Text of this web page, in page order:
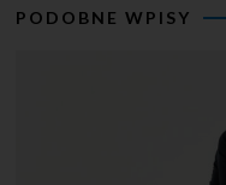
PODOBNE WPISY